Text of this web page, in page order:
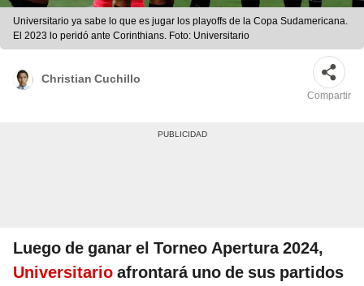
Universitario ya sabe lo que es jugar los playoffs de la Copa Sudamericana.
El 2023 lo peridó ante Corinthians. Foto: Universitario
Christian Cuchillo
Compartir
Luego de ganar el Torneo Apertura 2024,
Universitario afrontará uno de sus partidos